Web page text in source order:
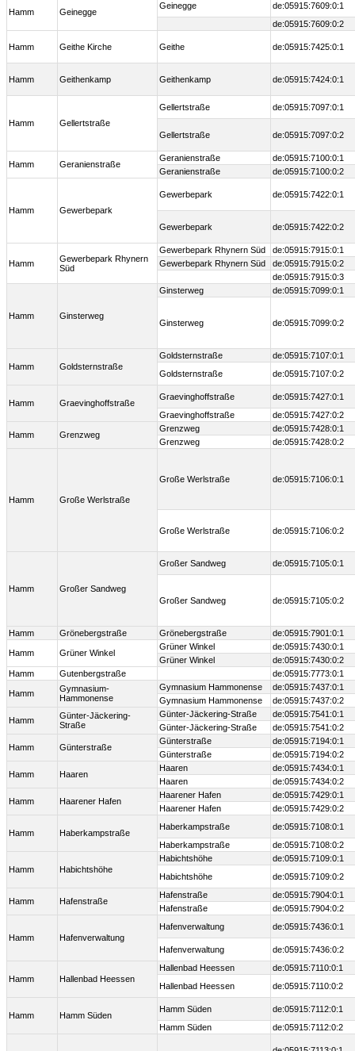
Hamm Geinegge
Geinegge
de:05915:7609:0:1
de:05915:7609:0:2
Hamm Geithe Kirche Geithe de:05915:7425:0:1
Hamm Geithenkamp Geithenkamp de:05915:7424:0:1
Hamm Gellertstraße
Gellertstraße de:05915:7097:0:1
Gellertstraße de:05915:7097:0:2
Hamm Geranienstraße
Geranienstraße
de:05915:7100:0:1
Geranienstraße
de:05915:7100:0:2
Hamm Gewerbepark
Gewerbepark de:05915:7422:0:1
Gewerbepark de:05915:7422:0:2
Hamm
Gewerbepark Rhynern
Süd
Gewerbepark Rhynern Süd
de:05915:7915:0:1
Gewerbepark Rhynern Süd
de:05915:7915:0:2
de:05915:7915:0:3
Hamm Ginsterweg
Ginsterweg de:05915:7099:0:1
Ginsterweg de:05915:7099:0:2
Hamm Goldsternstraße
Goldsternstraße
de:05915:7107:0:1
Goldsternstraße
de:05915:7107:0:2
Hamm Graevinghoffstraße
Graevinghoffstraße
de:05915:7427:0:1
Graevinghoffstraße
de:05915:7427:0:2
Hamm Grenzweg
Grenzweg
de:05915:7428:0:1
Grenzweg
de:05915:7428:0:2
Hamm Große Werlstraße
Große Werlstraße de:05915:7106:0:1
Große Werlstraße de:05915:7106:0:2
Hamm Großer Sandweg
Großer Sandweg de:05915:7105:0:1
Großer Sandweg de:05915:7105:0:2
Hamm Grönebergstraße Grönebergstraße de:05915:7901:0:1
Hamm Grüner Winkel
Grüner Winkel
de:05915:7430:0:1
Grüner Winkel
de:05915:7430:0:2
Hamm
Gutenbergstraße de:05915:7773:0:1
Hamm
Gymnasium-
Hammonense
Gymnasium Hammonense
de:05915:7437:0:1
Gymnasium Hammonense
de:05915:7437:0:2
Hamm
Günter-Jäckering-
Straße
Günter-Jäckering-Straße
de:05915:7541:0:1
Günter-Jäckering-Straße
de:05915:7541:0:2
Hamm Günterstraße
Günterstraße
de:05915:7194:0:1
Günterstraße
de:05915:7194:0:2
Hamm Haaren
Haaren
de:05915:7434:0:1
Haaren
de:05915:7434:0:2
Hamm Haarener Hafen
Haarener Hafen
de:05915:7429:0:1
Haarener Hafen
de:05915:7429:0:2
Hamm Haberkampstraße
Haberkampstraße
de:05915:7108:0:1
Haberkampstraße
de:05915:7108:0:2
Hamm Habichtshöhe
Habichtshöhe
de:05915:7109:0:1
Habichtshöhe
de:05915:7109:0:2
Hamm Hafenstraße
Hafenstraße
de:05915:7904:0:1
Hafenstraße
de:05915:7904:0:2
Hamm Hafenverwaltung
Hafenverwaltung de:05915:7436:0:1
Hafenverwaltung de:05915:7436:0:2
Hamm Hallenbad Heessen
Hallenbad Heessen
de:05915:7110:0:1
Hallenbad Heessen
de:05915:7110:0:2
Hamm Hamm Süden
Hamm Süden
de:05915:7112:0:1
Hamm Süden
de:05915:7112:0:2